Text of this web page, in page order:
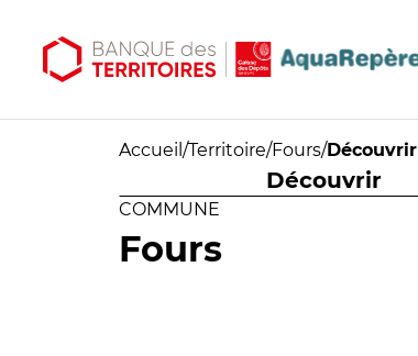
Accueil /Territoire/Fours/Découvrir
Découvrir
COMMUNE
Fours